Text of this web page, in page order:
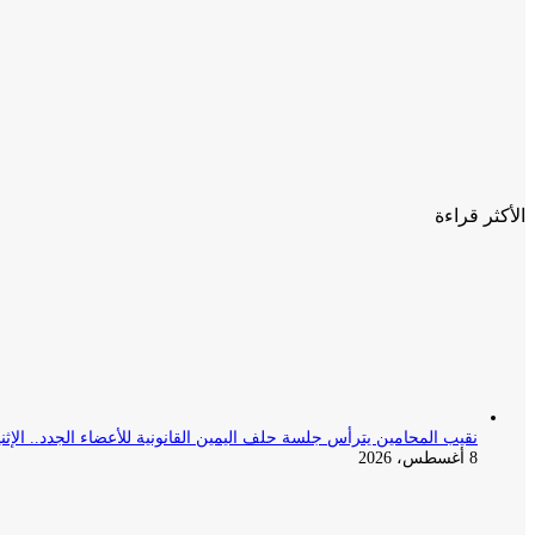
الأكثر قراءة
نقيب المحامين يترأس جلسة حلف اليمين القانونية للأعضاء الجدد..
8 أغسطس، 2026